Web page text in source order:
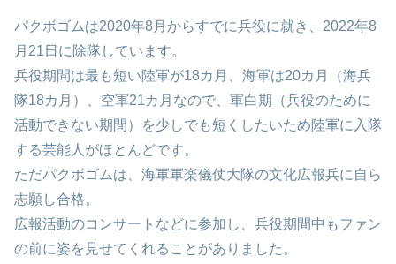
パクボゴムは2020年8月からすでに兵役に就き、2022年8
月21日に除隊しています。
兵役期間は最も短い陸軍が18カ月、海軍は20カ月（海兵
隊18カ月）、空軍21カ月なので、軍白期（兵役のために
活動できない期間）を少しでも短くしたいため陸軍に入隊
する芸能人がほとんどです。
ただパクボゴムは、海軍軍楽儀仗大隊の文化広報兵に自ら
志願し合格。
広報活動のコンサートなどに参加し、兵役期間中もファン
の前に姿を見せてくれることがありました。